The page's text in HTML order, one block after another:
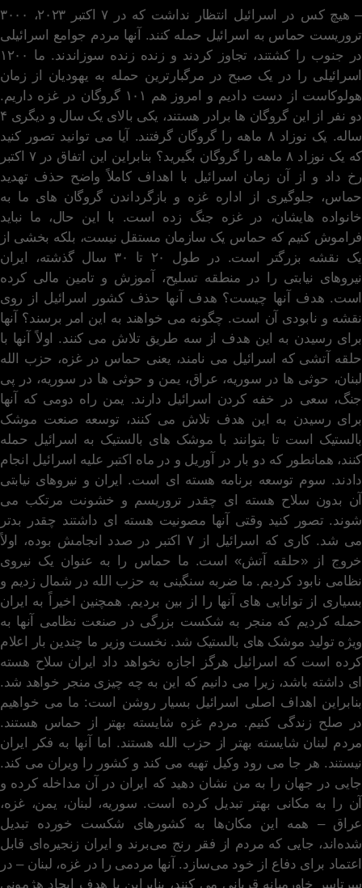
– هیچ کس در اسرائیل انتظار نداشت که در ۷ اکتبر ۲۰۲۳، ۳۰۰۰
تروریست حماس به اسرائیل حمله کنند. آنها مردم جوامع اسرائیلی
در جنوب را کشتند، تجاوز کردند و زنده زنده سوزاندند. ما ۱۲۰۰
اسرائیلی را در یک صبح در مرگبارترین حمله به یهودیان از زمان
هولوکاست از دست دادیم و امروز هم ۱۰۱ گروگان در غزه داریم.
دو نفر از این گروگان ها برادر هستند، یکی بالای یک سال و دیگری ۴
ساله. یک نوزاد ۸ ماهه را گروگان گرفتند. آیا می توانید تصور کنید
که یک نوزاد ۸ ماهه را گروگان بگیرید؟ بنابراین این اتفاق در ۷ اکتبر
رخ داد و از آن زمان اسرائیل با اهداف کاملاً واضح حذف تهدید
حماس، جلوگیری از اداره غزه و بازگرداندن گروگان های ما به
خانواده هایشان، در غزه جنگ زده است. با این حال، ما نباید
فراموش کنیم که حماس یک سازمان مستقل نیست، بلکه بخشی از
یک نقشه بزرگتر است. در طول ۲۰ تا ۳۰ سال گذشته، ایران
نیروهای نیابتی را در منطقه تسلیح، آموزش و تامین مالی کرده
است. هدف آنها چیست؟ هدف آنها حذف کشور اسرائیل از روی
نقشه و نابودی آن است. چگونه می خواهند به این امر برسند؟ آنها
برای رسیدن به این هدف از سه طریق تلاش می کنند. اولاً آنها با
حلقه آتشی که اسرائیل می نامند، یعنی حماس در غزه، حزب الله
لبنان، حوثی ها در سوریه، عراق، یمن و حوثی ها در سوریه، در پی
جنگ، سعی در خفه کردن اسرائیل دارند. یمن راه دومی که آنها
برای رسیدن به این هدف تلاش می کنند، توسعه صنعت موشک
بالستیک است تا بتوانند با موشک های بالستیک به اسرائیل حمله
کنند، همانطور که دو بار در آوریل و در ماه اکتبر علیه اسرائیل انجام
دادند. سوم توسعه برنامه هسته ای است. ایران و نیروهای نیابتی
آن بدون سلاح هسته ای چقدر تروریسم و ​​خشونت مرتکب می
شوند. تصور کنید وقتی آنها مصونیت هسته ای داشتند چقدر بدتر
می شد. کاری که اسرائیل از ۷ اکتبر در صدد انجامش بوده، اولاً
خروج از «حلقه آتش» است. ما حماس را به عنوان یک نیروی
نظامی نابود کردیم. ما ضربه سنگینی به حزب الله در شمال زدیم و
بسیاری از توانایی های آنها را از بین بردیم. همچنین اخیراً به ایران
حمله کردیم که منجر به شکست بزرگی در صنعت نظامی آنها به
ویژه تولید موشک های بالستیک شد. نخست وزیر ما چندین بار اعلام
کرده است که اسرائیل هرگز اجازه نخواهد داد ایران سلاح هسته
ای داشته باشد، زیرا می دانیم که این به چه چیزی منجر خواهد شد.
بنابراین اهداف اصلی اسرائیل بسیار روشن است: ما می خواهیم
در صلح زندگی کنیم. مردم غزه شایسته بهتر از حماس هستند.
مردم لبنان شایسته بهتر از حزب الله هستند. اما آنها به فکر ایران
نیستند. هر جا می رود وکیل تهیه می کند و کشور را ویران می کند.
جایی در جهان را به من نشان دهید که ایران در آن مداخله کرده و
آن را به مکانی بهتر تبدیل کرده است. سوریه، لبنان، یمن، غزه،
عراق – همه این مکان‌ها به کشورهای شکست خورده تبدیل
شده‌اند، جایی که مردم از فقر رنج می‌برند و ایران زنجیره‌ای قابل
اعتماد برای دفاع از خود می‌سازد. آنها مردمی را در غزه، لبنان – در
سرتاسر خاورمیانه قربانی می کنند، بنابراین با هدف ایجاد هژمونی